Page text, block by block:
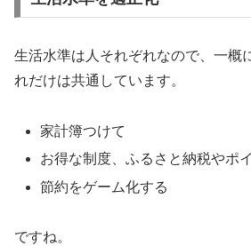
生活水準は人それぞれなので、一概
れだけは共通しています。
家計簿つけて
お得な制度、ふるさと納税やポ
節約をゲーム化する
ですね。